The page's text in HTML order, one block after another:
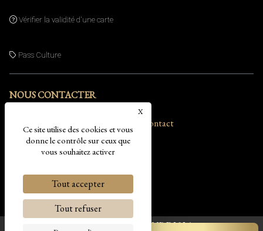
Ce site utilise des cookies et vous
donne le contrôle sur ceux que
vous souhaitez activer
Tout accepter
Tout refuser
XMasquer le bandeau des cookies
Vérifier la validité d'une carte
Pass Culture
NOUS CONTACTER
Itinéraire Contact
La Onzième heure - Escape Game Dijon
19 rue du colonel Victor Marchand
21000 Dijon
Nous suivre
© LA ONZIEME HEURE 2026